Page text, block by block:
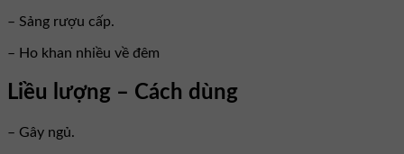
– Sảng rượu cấp.
– Ho khan nhiều về đêm
Liều lượng – Cách dùng
– Gây ngủ.